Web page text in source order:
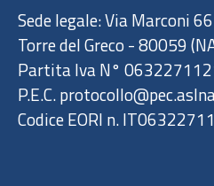
Sede legale: Via Marconi 66
Torre del Greco - 80059
Partita Iva N°
P.E.C.
Codice EORI n.